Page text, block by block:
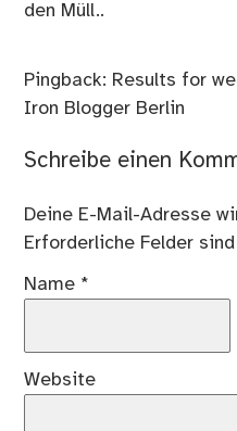
den Müll..
Pingback: Results for
Iron Blogger Berlin
Schreibe einen
Deine E-Mail-Adresse
Erforderliche Felder
Name *
Website